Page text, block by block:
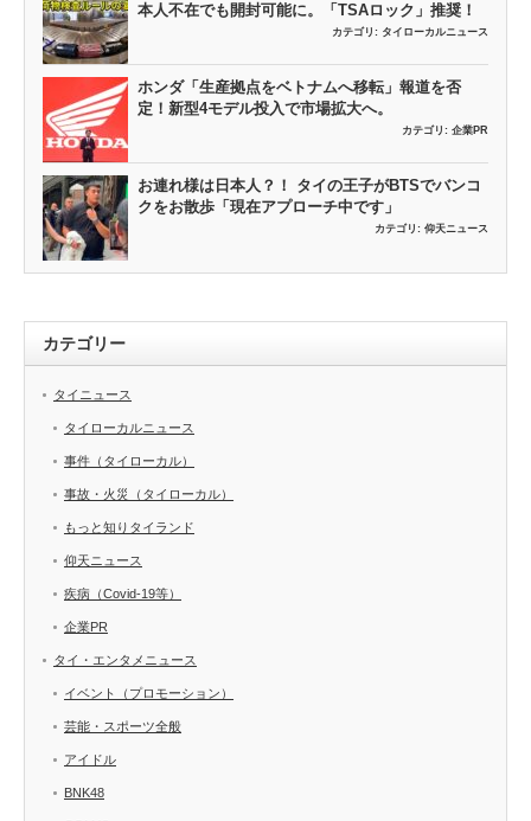
本人不在でも開封可能に。「TSAロック」推奨！
カテゴリ: タイローカルニュース
ホンダ「生産拠点をベトナムへ移転」報道を否
定！新型4モデル投入で市場拡大へ。
カテゴリ: 企業PR
お連れ様は日本人？！ タイの王子がBTSでバンコ
クをお散歩「現在アプローチ中です」
カテゴリ: 仰天ニュース
カテゴリー
タイニュース
タイローカルニュース
事件（タイローカル）
事故・火災（タイローカル）
もっと知りタイランド
仰天ニュース
疾病（Covid-19等）
企業PR
タイ・エンタメニュース
イベント（プロモーション）
芸能・スポーツ全般
アイドル
BNK48